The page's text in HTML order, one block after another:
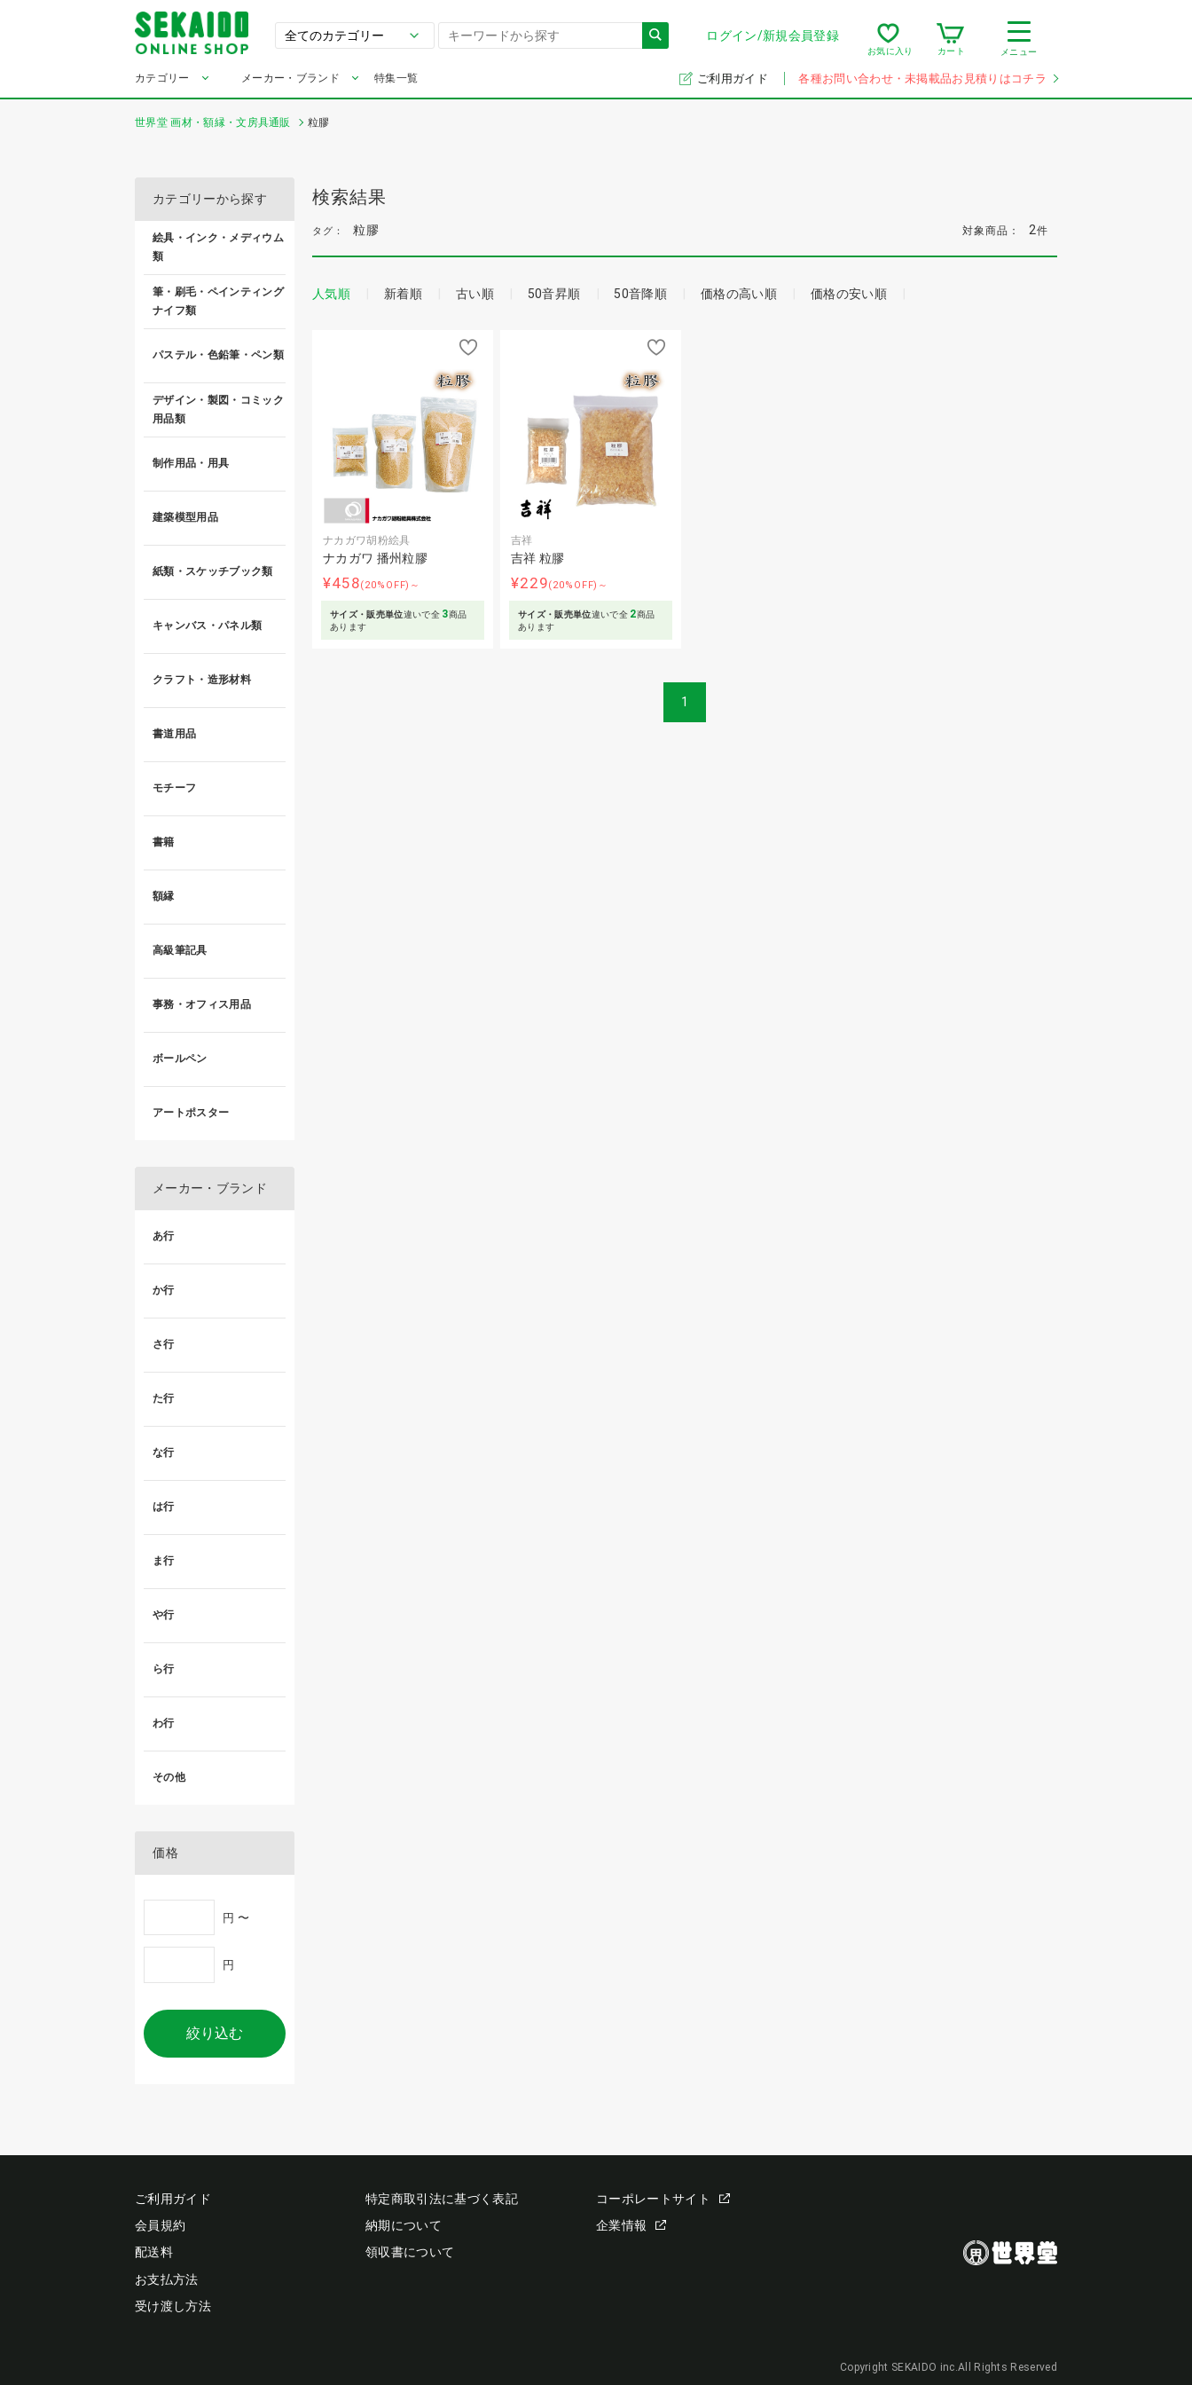
ログイン/新規会員登録
お気に入り カート メニュー
カテゴリー メーカー・ブランド 特集一覧 ご利用ガイド 各種お問い合わせ・未掲載品お見積りはコチラ
世界堂 画材・額縁・文房具通販 粒膠
検索結果
タグ： 粒膠 対象商品： 2件
人気順 新着順 古い順 50音昇順 50音降順 価格の高い順 価格の安い順
ナカガワ胡粉絵具
ナカガワ 播州粒膠
¥458(20%OFF)～
サイズ・販売単位違いで全 3商品
あります
吉祥
吉祥 粒膠
¥229(20%OFF)～
サイズ・販売単位違いで全 2商品
あります
1
カテゴリーから探す
絵具・インク・メディウム
類
筆・刷毛・ペインティング
ナイフ類
パステル・色鉛筆・ペン類
デザイン・製図・コミック
用品類
制作用品・用具
建築模型用品
紙類・スケッチブック類
キャンバス・パネル類
クラフト・造形材料
書道用品
モチーフ
書籍
額縁
高級筆記具
事務・オフィス用品
ボールペン
アートポスター
メーカー・ブランド
あ行
か行
さ行
た行
な行
は行
ま行
や行
ら行
わ行
その他
価格
円 〜
円
絞り込む
ご利用ガイド
会員規約
配送料
お支払方法
受け渡し方法
特定商取引法に基づく表記
納期について
領収書について
コーポレートサイト
企業情報
Copyright SEKAIDO inc.All Rights Reserved